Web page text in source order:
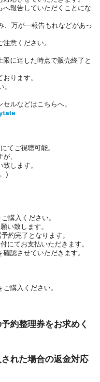
へ報告していただくことにな
万が一報告もれなどがあっ
意ください。
に達した時点で販売終了と
ります。
ルなどはこちらへ。
てご視聴可能。
、
します。
)
購入ください。
い致します。
約完了となります。
にてお支払いただきます。
認させていただきます。
購入ください。
約整理券をお求めく
れた場合の返金対応